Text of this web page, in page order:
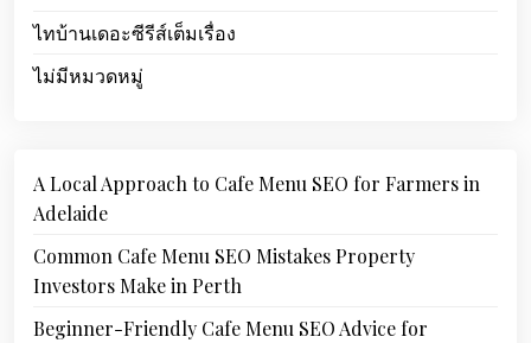
ไทบ้านเดอะซีรีส์เต็มเรื่อง
ไม่มีหมวดหมู่
A Local Approach to Cafe Menu SEO for Farmers in
Adelaide
Common Cafe Menu SEO Mistakes Property
Investors Make in Perth
Beginner-Friendly Cafe Menu SEO Advice for